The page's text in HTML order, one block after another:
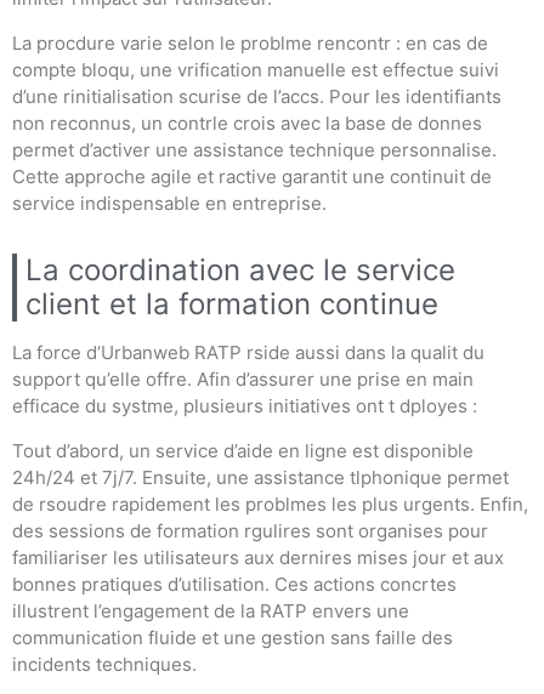
La procdure varie selon le problme rencontr : en cas de
compte bloqu, une vrification manuelle est effectue suivi
d’une rinitialisation scurise de l’accs. Pour les identifiants
non reconnus, un contrle crois avec la base de donnes
permet d’activer une assistance technique personnalise.
Cette approche agile et ractive garantit une continuit de
service indispensable en entreprise.
La coordination avec le service
client et la formation continue
La force d’Urbanweb RATP rside aussi dans la qualit du
support qu’elle offre. Afin d’assurer une prise en main
efficace du systme, plusieurs initiatives ont t dployes :
Tout d’abord, un service d’aide en ligne est disponible
24h/24 et 7j/7. Ensuite, une assistance tlphonique permet
de rsoudre rapidement les problmes les plus urgents. Enfin,
des sessions de formation rgulires sont organises pour
familiariser les utilisateurs aux dernires mises jour et aux
bonnes pratiques d’utilisation. Ces actions concrtes
illustrent l’engagement de la RATP envers une
communication fluide et une gestion sans faille des
incidents techniques.